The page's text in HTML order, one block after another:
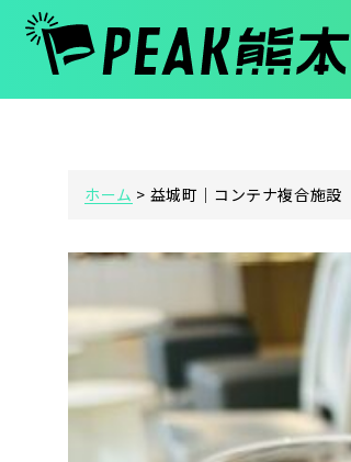
ホーム > 益城町｜コンテナ複合施設